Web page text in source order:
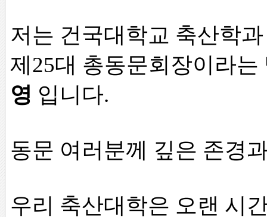
저는 건국대학교 축산학
제25대 총동문회장이라
영 입니다.
동문 여러분께 깊은 존경
우리 축산대학은 오랜 시